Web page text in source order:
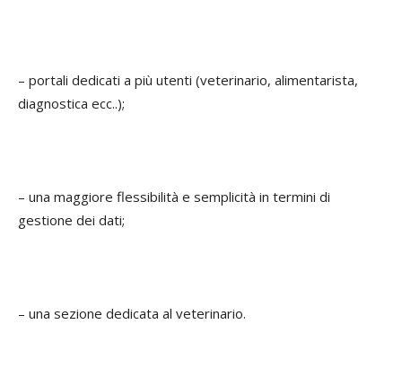
– portali dedicati a più utenti (veterinario, alimentarista,
diagnostica ecc..);
– una maggiore flessibilità e semplicità in termini di
gestione dei dati;
– una sezione dedicata al veterinario.